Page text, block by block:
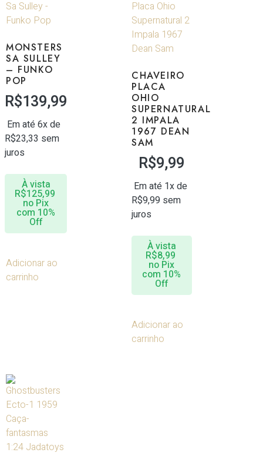
MONSTERS
SA SULLEY
– FUNKO
POP
R$139,99
Em até 6x de
R$23,33 sem
juros
À vista
R$125,99
no Pix
com 10%
Off
Adicionar ao
carrinho
CHAVEIRO
PLACA
OHIO
SUPERNATURAL
2 IMPALA
1967 DEAN
SAM
R$9,99
Em até 1x de
R$9,99 sem
juros
À vista
R$8,99
no Pix
com 10%
Off
Adicionar ao
carrinho